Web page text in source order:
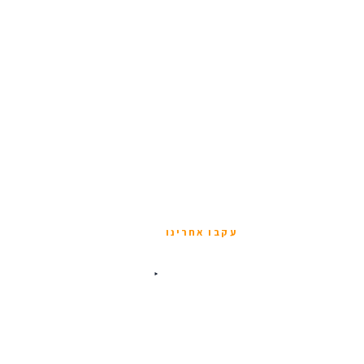
עקבו אחרינו